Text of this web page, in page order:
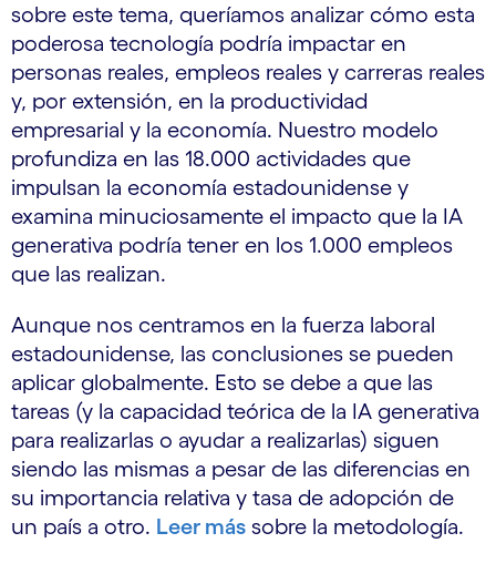
sobre este tema, queríamos analizar cómo esta
poderosa tecnología podría impactar en
personas reales, empleos reales y carreras reales
y, por extensión, en la productividad
empresarial y la economía. Nuestro modelo
profundiza en las 18.000 actividades que
impulsan la economía estadounidense y
examina minuciosamente el impacto que la IA
generativa podría tener en los 1.000 empleos
que las realizan.
Aunque nos centramos en la fuerza laboral
estadounidense, las conclusiones se pueden
aplicar globalmente. Esto se debe a que las
tareas (y la capacidad teórica de la IA generativa
para realizarlas o ayudar a realizarlas) siguen
siendo las mismas a pesar de las diferencias en
su importancia relativa y tasa de adopción de
un país a otro. Leer más sobre la metodología.